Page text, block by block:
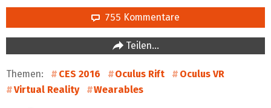
755 Kommentare
Teilen…
Themen: CES 2016 Oculus Rift
Oculus VR
Virtual Reality
Wearables